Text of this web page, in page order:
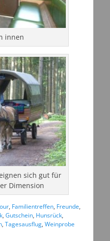
innen
sich gut für
Dimension
, Familientreffen, Freunde,
, Gutschein, Hunsrück,
, Tagesausflug, Weinprobe